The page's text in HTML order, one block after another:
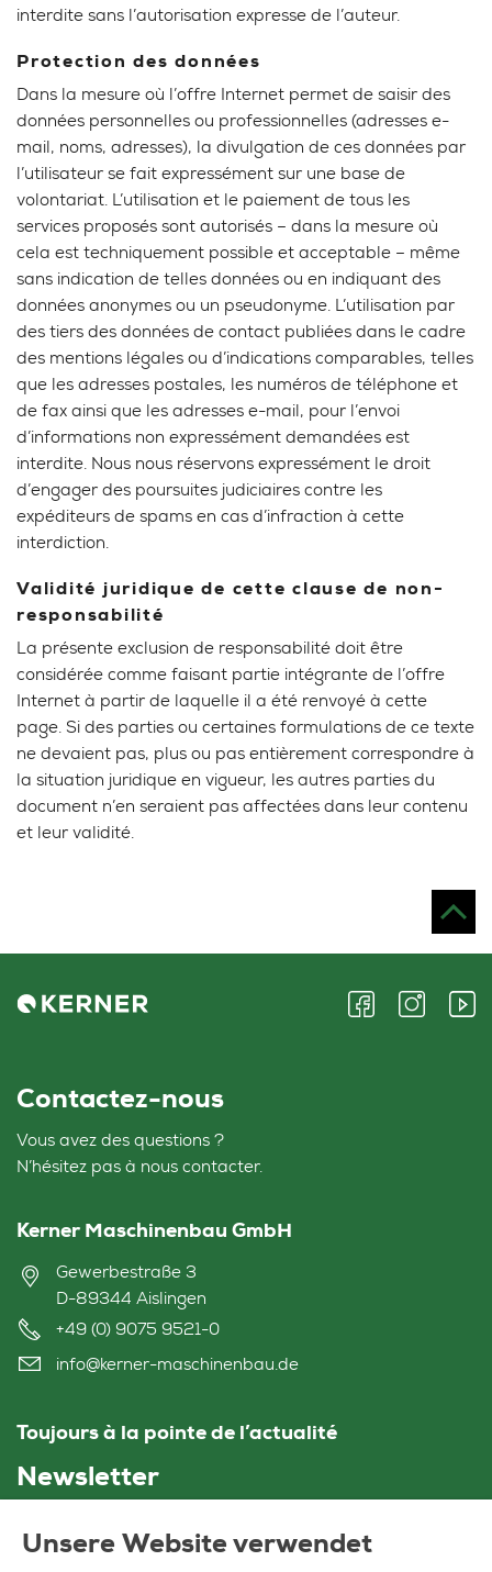
Unsere Website verwendet
interdite sans l’autorisation expresse de l’auteur.
Protection des données
Dans la mesure où l’offre Internet permet de saisir des
données personnelles ou professionnelles (adresses e-
mail, noms, adresses), la divulgation de ces données par
l’utilisateur se fait expressément sur une base de
volontariat. L’utilisation et le paiement de tous les
services proposés sont autorisés – dans la mesure où
cela est techniquement possible et acceptable – même
sans indication de telles données ou en indiquant des
données anonymes ou un pseudonyme. L’utilisation par
des tiers des données de contact publiées dans le cadre
des mentions légales ou d’indications comparables, telles
que les adresses postales, les numéros de téléphone et
de fax ainsi que les adresses e-mail, pour l’envoi
d’informations non expressément demandées est
interdite. Nous nous réservons expressément le droit
d’engager des poursuites judiciaires contre les
expéditeurs de spams en cas d’infraction à cette
interdiction.
Validité juridique de cette clause de non-
responsabilité
La présente exclusion de responsabilité doit être
considérée comme faisant partie intégrante de l’offre
Internet à partir de laquelle il a été renvoyé à cette
page. Si des parties ou certaines formulations de ce texte
ne devaient pas, plus ou pas entièrement correspondre à
la situation juridique en vigueur, les autres parties du
document n’en seraient pas affectées dans leur contenu
et leur validité.
Contactez-nous
Vous avez des questions ?
N’hésitez pas à nous contacter.
Kerner Maschinenbau GmbH
Gewerbestraße 3
D-89344 Aislingen
+49 (0) 9075 9521-0
info@kerner-maschinenbau.de
Toujours à la pointe de l’actualité
Newsletter
Votre adresse Mail